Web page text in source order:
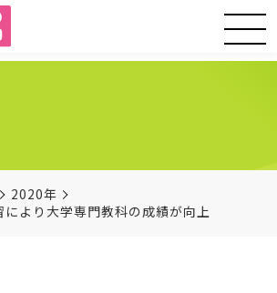
2020年
により大学専門教科の成績が向上